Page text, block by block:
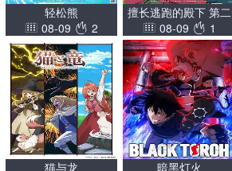
轻松熊
08-09
2
擅长逃跑的殿下 第二
季
08-09 1
猫与龙 暗黑灯火